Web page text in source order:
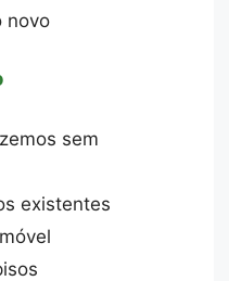
novo
sem
existentes